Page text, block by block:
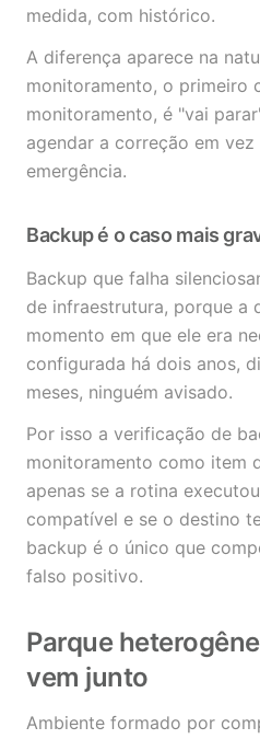
medida, com histórico.
A diferença aparece na
monitoramento, o primeiro
monitoramento, é "vai
agendar a correção em
emergência.
Backup é o caso mais
Backup que falha
de infraestrutura, porque a
momento em que ele era
configurada há dois anos,
meses, ninguém avisado.
Por isso a verificação de
monitoramento como item
apenas se a rotina
compatível e se o destino
backup é o único que
falso positivo.
Parque
vem junto
Ambiente formado por